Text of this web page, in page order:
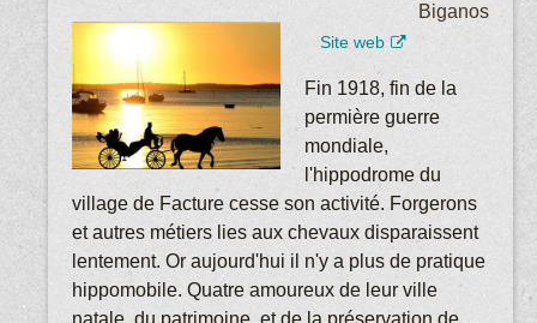
Biganos
Site web
Fin 1918, fin de la
permière guerre
mondiale,
l'hippodrome du
village de Facture cesse son activité. Forgerons
et autres métiers lies aux chevaux disparaissent
lentement. Or aujourd'hui il n'y a plus de pratique
hippomobile. Quatre amoureux de leur ville
natale, du patrimoine, et de la préservation de